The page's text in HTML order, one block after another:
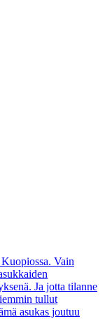
Vain
Ja jotta tilanne
tullut
asukas joutuu